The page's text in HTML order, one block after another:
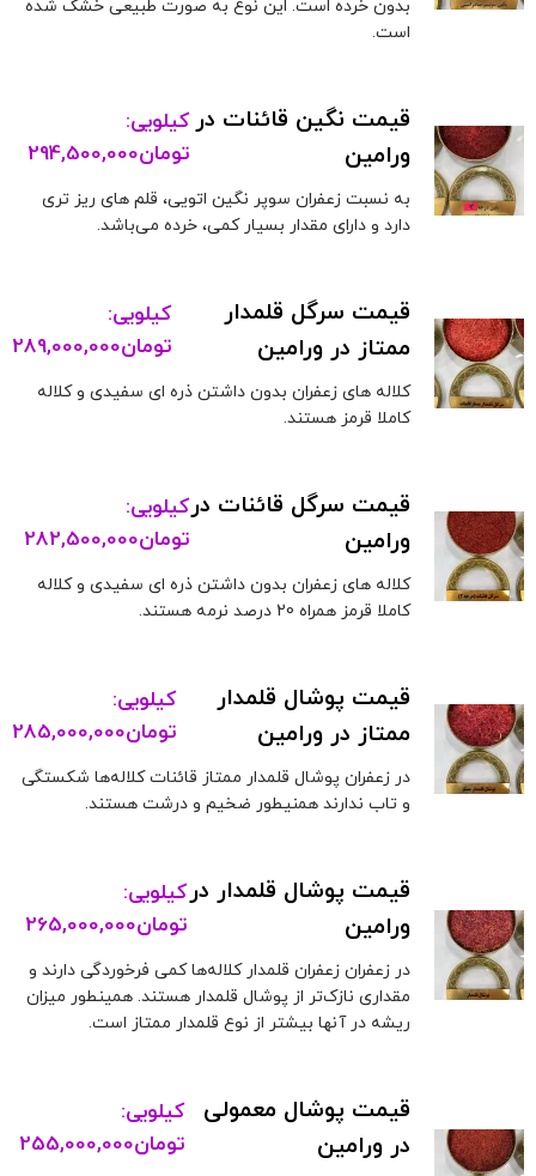
بدون خرده است. این نوع به صورت طبیعی خشک شده
است.
قیمت نگین قائنات در
ورامین
کیلویی:
تومان294,500,000
به نسبت زعفران سوپر نگین اتویی، قلم های ریز تری
دارد و دارای مقدار بسیار کمی، خرده می‌باشد.
قیمت سرگل قلمدار
ممتاز در ورامین
کیلویی:
تومان289,000,000
کلاله های زعفران بدون داشتن ذره ای سفیدی و کلاله
کاملا قرمز هستند.
قیمت سرگل قائنات در
ورامین
کیلویی:
تومان282,500,000
کلاله های زعفران بدون داشتن ذره ای سفیدی و کلاله
کاملا قرمز همراه 20 درصد نرمه هستند.
قیمت پوشال قلمدار
ممتاز در ورامین
کیلویی:
تومان285,000,000
در زعفران پوشال قلمدار ممتاز قائنات کلاله‌ها شکستگی
و تاب ندارند همنیطور ضخیم و درشت هستند.
قیمت پوشال قلمدار در
ورامین
کیلویی:
تومان265,000,000
در زعفران زعفران قلمدار کلاله‌ها کمی فرخوردگی دارند و
مقداری نازک‌تر از پوشال قلمدار هستند. همینطور میزان
ریشه در آنها بیشتر از نوع قلمدار ممتاز است.
قیمت پوشال معمولی
در ورامین
کیلویی:
تومان255,000,000